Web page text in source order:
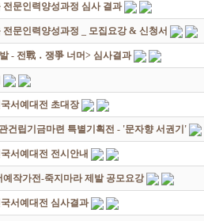
전문인력양성과정 심사 결과
전문인력양성과정 _ 모집요강 & 신청서
- 전戰 ․ 쟁爭 너머> 심사결과
서예대전 초대장
건립기금마련 특별기획전 - '문자향 서권기'
서예대전 전시안내
예작가전-죽지마라 제발 공모요강
서예대전 심사결과